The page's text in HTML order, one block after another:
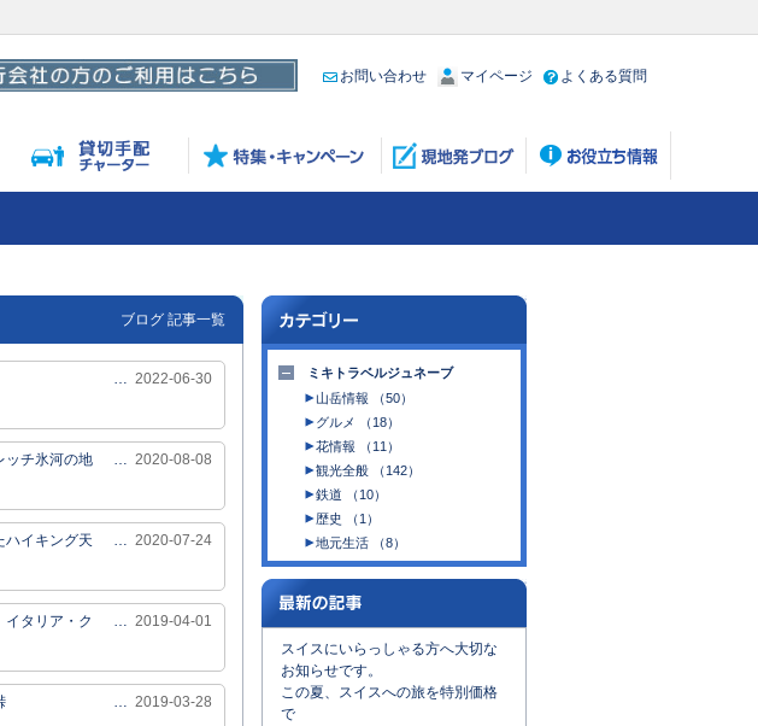
お問い合わせ マイページ よくある質問
ブログ 記事一覧
… 2022-06-30
ッチ氷河の地
… 2020-08-08
ハイキング天
… 2020-07-24
タリア・ク
… 2019-04-01
… 2019-03-28
ミキトラベルジュネーブ
山岳情報 （50）
グルメ （18）
花情報 （11）
観光全般 （142）
鉄道 （10）
歴史 （1）
地元生活 （8）
スイスにいらっしゃる方へ大切な
お知らせです。
この夏、スイスへの旅を特別価格
で